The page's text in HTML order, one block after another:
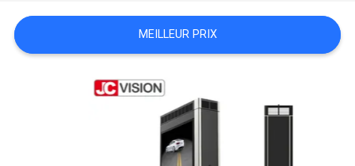
ACTUALITÉS
LES
AFFAIRES
MEILLEUR PRIX